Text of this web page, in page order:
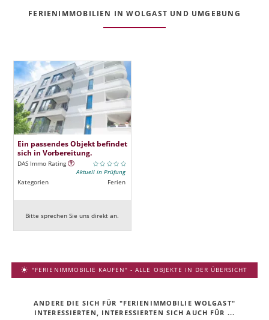
FERIENIMMOBILIEN IN WOLGAST UND UMGEBUNG
Ein passendes Objekt befindet
sich in Vorbereitung.
DAS Immo Rating
Aktuell in Prüfung
Kategorien
Ferien
Bitte sprechen Sie uns direkt an.
"FERIENIMMOBILIE KAUFEN" - ALLE OBJEKTE IN DER ÜBERSICHT
ANDERE DIE SICH FÜR "FERIENIMMOBILIE WOLGAST"
INTERESSIERTEN, INTERESSIERTEN SICH AUCH FÜR ...